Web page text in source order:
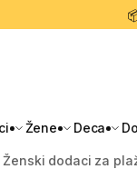
Žene Deca
Ženski dodaci za